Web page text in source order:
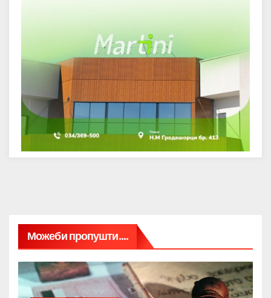
Можеби пропушти....